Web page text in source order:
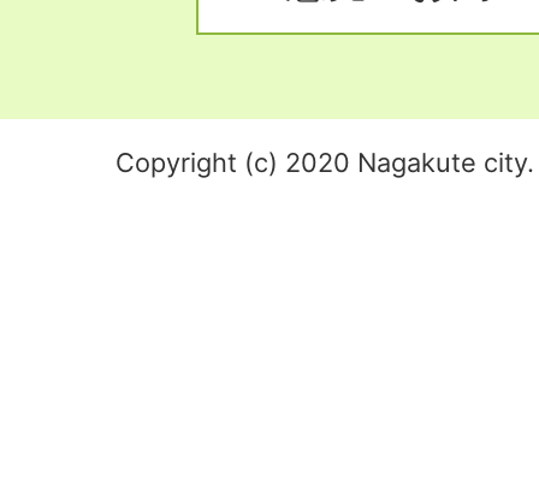
Copyright (c) 2020 Nagakute